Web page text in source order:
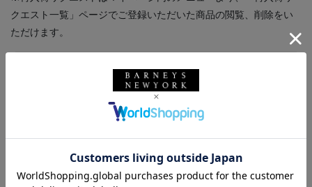
クエスト一覧」ページでご登録いただいた商品の閲覧、削除をい
ただけます。